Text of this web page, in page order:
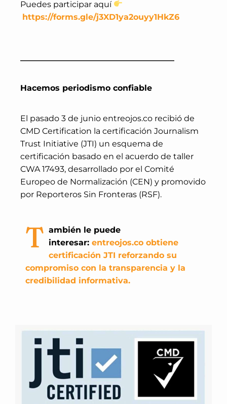
Puedes participar aquí
https://forms.gle/j3XD1ya2ouyy1HkZ6
Hacemos periodismo confiable
El pasado 3 de junio entreojos.co recibió de
CMD Certification la certificación Journalism
Trust Initiative (JTI) un esquema de
certificación basado en el acuerdo de taller
CWA 17493, desarrollado por el Comité
Europeo de Normalización (CEN) y promovido
por Reporteros Sin Fronteras (RSF).
T ambién le puede
interesar: entreojos.co obtiene
certificación JTI reforzando su
compromiso con la transparencia y la
credibilidad informativa.